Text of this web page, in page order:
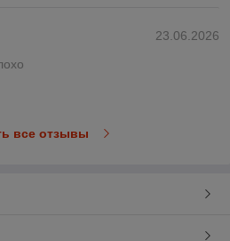
23.06.2026
все отзывы